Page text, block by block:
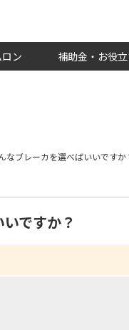
ン 補助金・お役
なブレーカを選べばいいですか
ですか？